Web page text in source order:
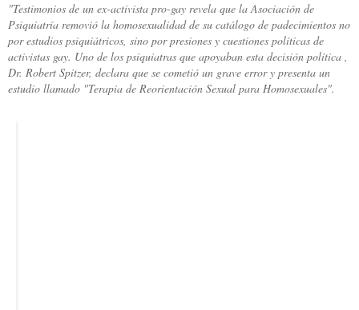
"Testimonios de un ex-activista pro-gay revela que la Asociación de
Psiquiatría removió la homosexualidad de su catálogo de padecimientos no
por estudios psiquiátricos, sino por presiones y cuestiones políticas de
activistas gay. Uno de los psiquiatras que apoyaban esta decisión política ,
Dr. Robert Spitzer, declara que se cometió un grave error y presenta un
estudio llamado "Terapia de Reorientación Sexual para Homosexuales".